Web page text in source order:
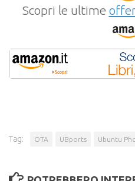
Scopri le ultime
Tag: OTA UBports Ubuntu